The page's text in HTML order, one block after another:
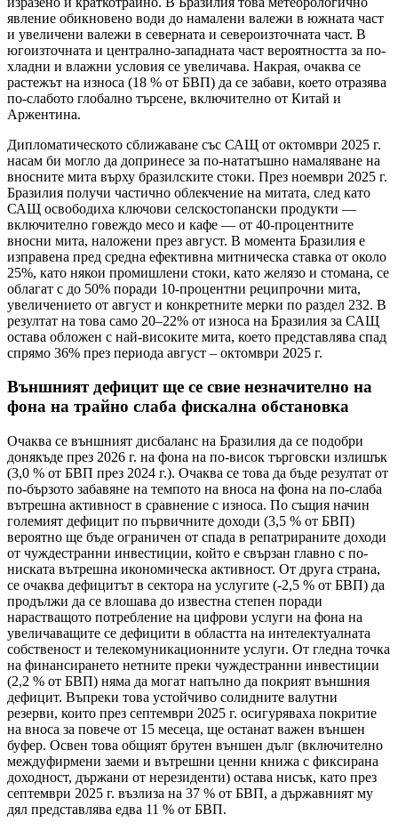
явление обикновено води до намалени валежи в южната част
и увеличени валежи в северната и североизточната част. В
югоизточната и централно-западната част вероятността за по-
хладни и влажни условия се увеличава. Накрая, очаква се
растежът на износа (18 % от БВП) да се забави, което отразява
по-слабото глобално търсене, включително от Китай и
Аржентина.
Дипломатическото сближаване със САЩ от октомври 2025 г.
насам би могло да допринесе за по-нататъшно намаляване на
вносните мита върху бразилските стоки. През ноември 2025 г.
Бразилия получи частично облекчение на митата, след като
САЩ освободиха ключови селскостопански продукти —
включително говеждо месо и кафе — от 40-процентните
вносни мита, наложени през август. В момента Бразилия е
изправена пред средна ефективна митническа ставка от около
25%, като някои промишлени стоки, като желязо и стомана, се
облагат с до 50% поради 10-процентни реципрочни мита,
увеличението от август и конкретните мерки по раздел 232. В
резултат на това само 20–22% от износа на Бразилия за САЩ
остава обложен с най-високите мита, което представлява спад
спрямо 36% през периода август – октомври 2025 г.
Външният дефицит ще се свие незначително на
фона на трайно слаба фискална обстановка
Очаква се външният дисбаланс на Бразилия да се подобри
донякъде през 2026 г. на фона на по-висок търговски излишък
(3,0 % от БВП през 2024 г.). Очаква се това да бъде резултат от
по-бързото забавяне на темпото на вноса на фона на по-слаба
вътрешна активност в сравнение с износа. По същия начин
големият дефицит по първичните доходи (3,5 % от БВП)
вероятно ще бъде ограничен от спада в репатрираните доходи
от чуждестранни инвестиции, който е свързан главно с по-
ниската вътрешна икономическа активност. От друга страна,
се очаква дефицитът в сектора на услугите (-2,5 % от БВП) да
продължи да се влошава до известна степен поради
нарастващото потребление на цифрови услуги на фона на
увеличаващите се дефицити в областта на интелектуалната
собственост и телекомуникационните услуги. От гледна точка
на финансирането нетните преки чуждестранни инвестиции
(2,2 % от БВП) няма да могат напълно да покрият външния
дефицит. Въпреки това устойчиво солидните валутни
резерви, които през септември 2025 г. осигуряваха покритие
на вноса за повече от 15 месеца, ще останат важен външен
буфер. Освен това общият брутен външен дълг (включително
междуфирмени заеми и вътрешни ценни книжа с фиксирана
доходност, държани от нерезиденти) остава нисък, като през
септември 2025 г. възлиза на 37 % от БВП, а държавният му
дял представлява едва 11 % от БВП.